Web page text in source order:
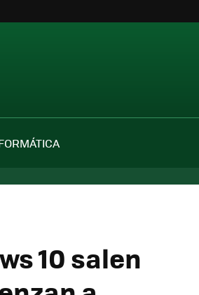
10 salen